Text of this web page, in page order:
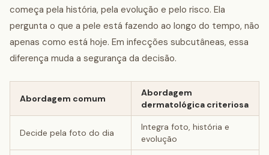
começa pela história, pela evolução e pelo risco. Ela
pergunta o que a pele está fazendo ao longo do tempo, não
apenas como está hoje. Em infecções subcutâneas, essa
diferença muda a segurança da decisão.
Abordagem comum
Abordagem
dermatológica criteriosa
Decide pela foto do dia
Integra foto, história e
evolução